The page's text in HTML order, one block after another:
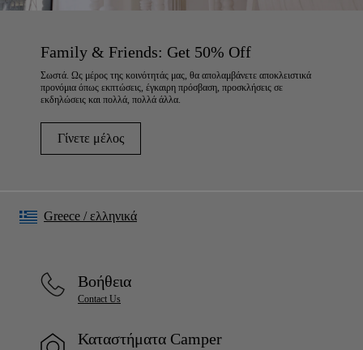
Family & Friends: Get 50% Off
Σωστά. Ως μέρος της κοινότητάς μας, θα απολαμβάνετε αποκλειστικά
προνόμια όπως εκπτώσεις, έγκαιρη πρόσβαση, προσκλήσεις σε
εκδηλώσεις και πολλά, πολλά άλλα.
Γίνετε μέλος
Βοήθεια
Contact Us
Καταστήματα Camper
Greece /ελληνικά